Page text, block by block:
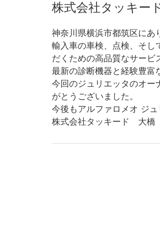
株式会社タッキー
神奈川県横浜市都筑区にあ
輸入車の車検、点検、そし
だくための高品質なサービ
最新の診断機器と経験豊富
今回のジュリエッタのオー
がとうございました。
今後もアルファロメオ ジ
株式会社タッキード 大橋